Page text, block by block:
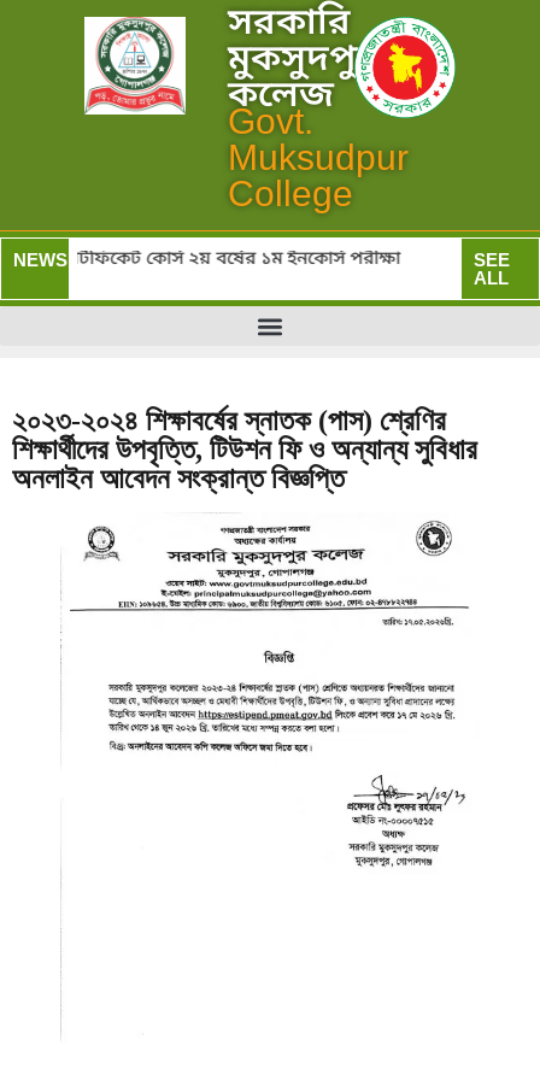
সরকারি
মুকসুদপুর
কলেজ
Govt.
Muksudpur
College
NEWS:
ও সার্টিফিকেট কোর্স ২য় বর্ষের ১ম ইনকোর্স পরীক্ষা
SEE
ALL
২০২৩-২০২৪ শিক্ষাবর্ষের স্নাতক (পাস) শ্রেণির
শিক্ষার্থীদের উপবৃত্তি, টিউশন ফি ও অন্যান্য সুবিধার
অনলাইন আবেদন সংক্রান্ত বিজ্ঞপ্তি